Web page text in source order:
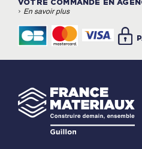
VOTRE COMMANDE EN
› En savoir plus